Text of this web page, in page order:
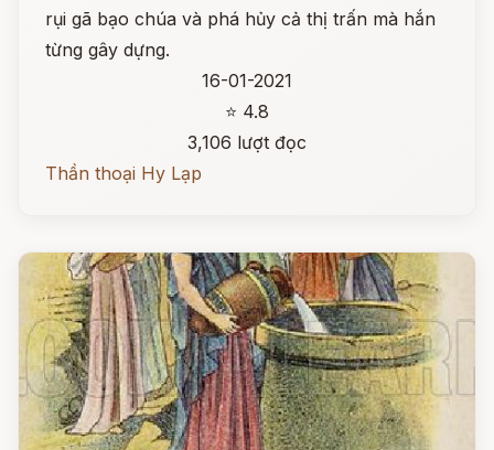
rụi gã bạo chúa và phá hủy cả thị trấn mà hắn
từng gây dựng.
16-01-2021
⭐ 4.8
3,106 lượt đọc
Thần thoại Hy Lạp